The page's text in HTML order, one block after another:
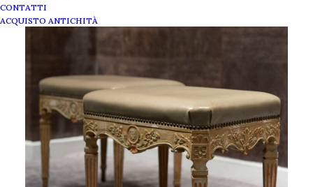
CONTATTI
ACQUISTO ANTICHITÀ